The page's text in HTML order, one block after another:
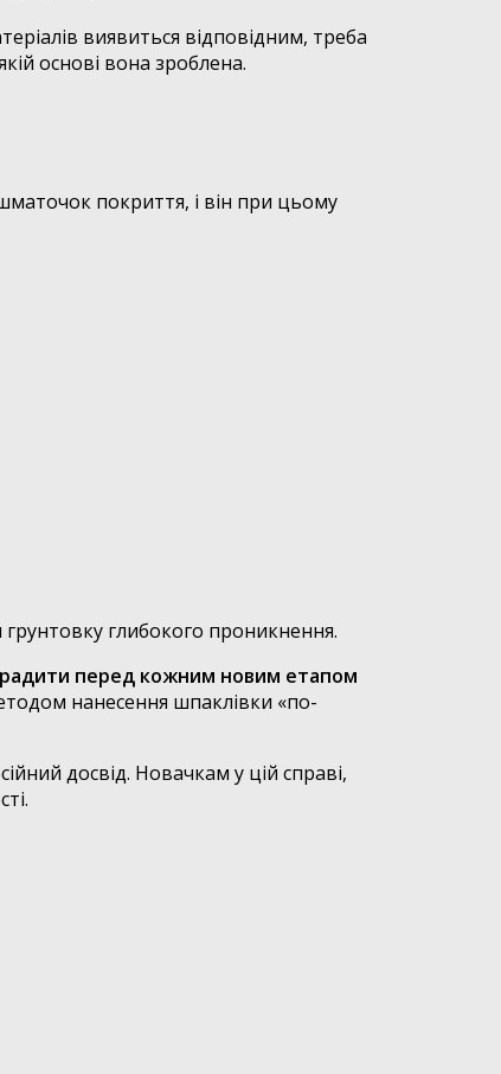
виявиться відповідним, треба
основі вона зроблена.
покриття, і він при цьому
глибокого проникнення.
перед кожним новим етапом
нанесення шпаклівки «по-
досвід. Новачкам у цій справі,